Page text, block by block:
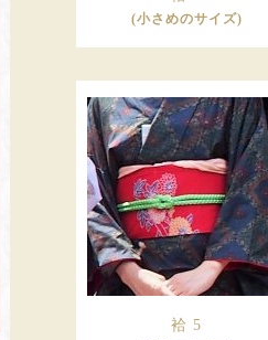
(小さめのサイズ)
袷 5